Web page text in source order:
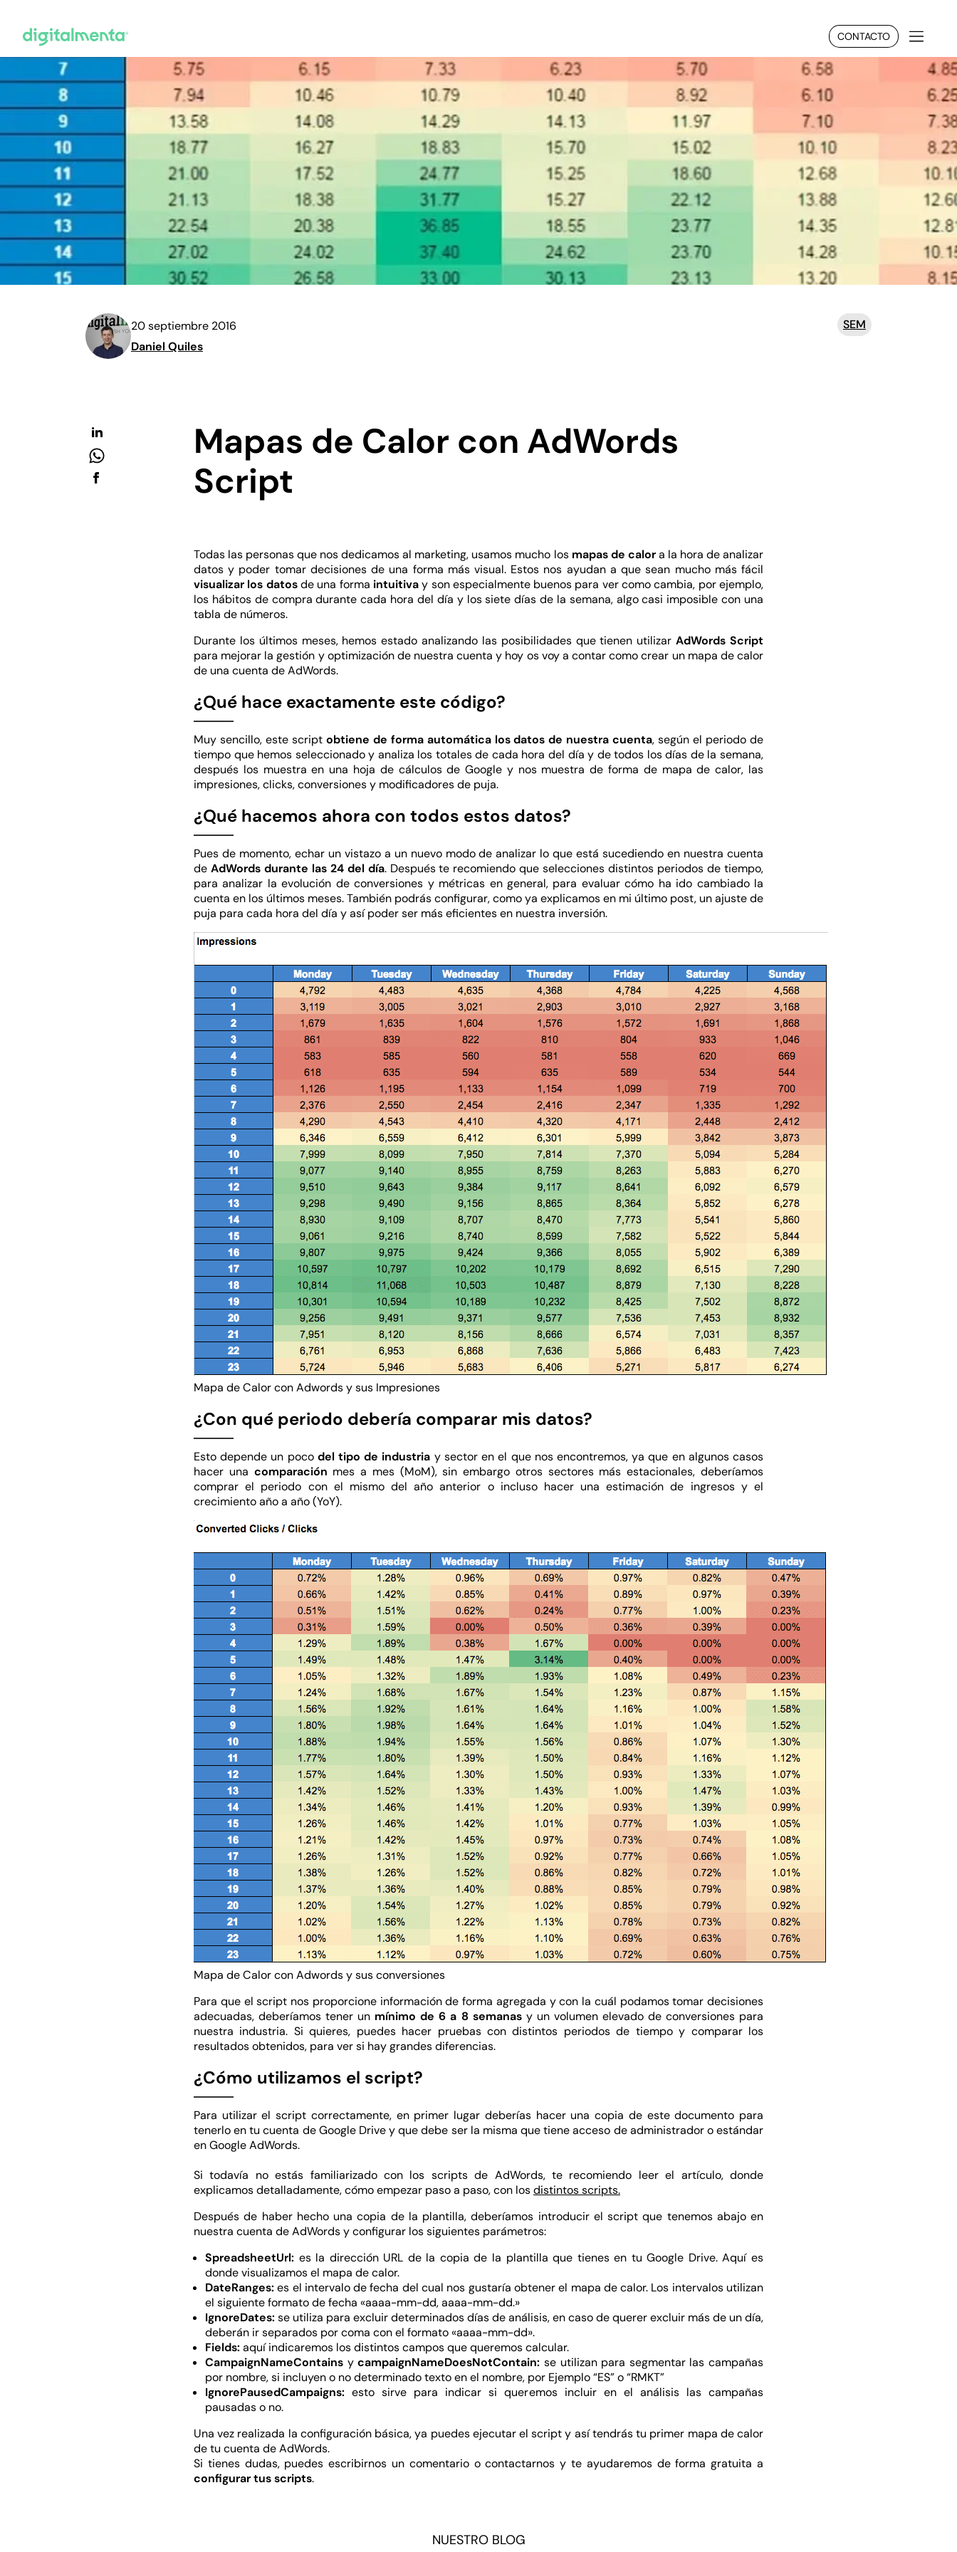
CONTACTO
20 septiembre 2016
Daniel Quiles
SEM
Mapas de Calor con AdWords
Script
Todas las personas que nos dedicamos al marketing, usamos mucho los mapas de calora la hora de analizar
datos y poder tomar decisiones de una forma más visual. Estos nos ayudan a que sean mucho más fácil
visualizar los datosde una forma intuitivay son especialmente buenos para ver como cambia, por ejemplo,
los hábitos de compra durante cada hora del día y los siete días de la semana, algo casi imposible con una
tabla de números.
Durante los últimos meses, hemos estado analizando las posibilidades que tienen utilizarAdWords Script
para mejorar la gestión y optimización de nuestra cuenta y hoy os voy a contar como crear un mapa de calor
de una cuenta de AdWords.
¿Qué hace exactamente este código?
Muy sencillo, este script obtiene de forma automática los datos de nuestra cuenta, según el periodo de
tiempo que hemos seleccionado y analiza los totales de cada hora del día y de todos los días de la semana,
después los muestra en una hoja de cálculos de Google y nos muestra de forma de mapa de calor, las
impresiones, clicks, conversiones y modificadores de puja.
¿Qué hacemos ahora con todos estos datos?
Pues de momento, echar un vistazo a un nuevo modo de analizar lo que está sucediendo en nuestra cuenta
de AdWords durante las 24 del día. Después te recomiendo que selecciones distintos periodos de tiempo,
para analizar la evolución de conversiones y métricas en general, para evaluar cómo ha ido cambiado la
cuenta en los últimos meses. También podrás configurar, como ya explicamos en mi último post, un ajuste de
puja para cada hora del día y así poder ser más eficientes en nuestra inversión.
Mapa de Calor con Adwords y sus Impresiones
¿Con qué periodo debería comparar mis datos?
Esto depende un poco del tipo de industria y sector en el que nos encontremos, ya que en algunos casos
hacer una comparación mes a mes (MoM), sin embargo otros sectores más estacionales, deberíamos
comprar el periodo con el mismo del año anterior o incluso hacer una estimación de ingresos y el
crecimiento año a año (YoY).
Mapa de Calor con Adwords y sus conversiones
Para que el script nos proporcione información de forma agregada y con la cuál podamos tomar decisiones
adecuadas, deberíamos tener un mínimo de 6 a 8 semanasy un volumen elevado de conversiones para
nuestra industria. Si quieres, puedes hacer pruebas con distintos periodos de tiempo y comparar los
resultados obtenidos, para ver si hay grandes diferencias.
¿Cómo utilizamos el script?
Para utilizar el script correctamente, en primer lugar deberías hacer una copia de este documento para
tenerlo en tu cuenta de Google Drive y que debe ser la misma que tiene acceso de administrador o estándar
en Google AdWords.
Si todavía no estás familiarizado con los scripts de AdWords, te recomiendo leer el artículo, donde
explicamos detalladamente, cómo empezar paso a paso, con losdistintos scripts.
Después de haber hecho una copia de la plantilla, deberíamos introducir el script que tenemos abajo en
nuestra cuenta de AdWords y configurar los siguientes parámetros:
SpreadsheetUrl: es la dirección URL de la copia de la plantilla que tienes en tu Google Drive. Aquí es
donde visualizamos el mapa de calor.
DateRanges:es el intervalo de fecha del cual nos gustaría obtener el mapa de calor. Los intervalos utilizan
el siguiente formato de fecha «aaaa-mm-dd, aaaa-mm-dd.»
IgnoreDates:se utiliza para excluir determinados días de análisis, en caso de querer excluir más de un día,
deberán ir separados por coma con el formato «aaaa-mm-dd».
Fields:aquí indicaremos los distintos campos que queremos calcular.
CampaignNameContains ycampaignNameDoesNotContain: se utilizan para segmentar las campañas
por nombre, si incluyen o no determinado texto en el nombre, por Ejemplo “ES” o “RMKT”
IgnorePausedCampaigns: esto sirve para indicar si queremos incluir en el análisis las campañas
pausadas o no.
Una vez realizada la configuración básica, ya puedes ejecutar el script y así tendrás tu primer mapa de calor
de tu cuenta de AdWords.
Si tienes dudas, puedes escribirnos un comentario o contactarnos y te ayudaremos de forma gratuita a
configurar tus scripts.
NUESTRO BLOG